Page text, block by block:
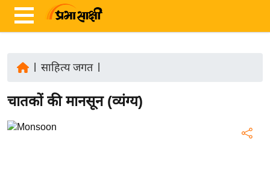
ज़ा
ब
साहित्य जगत|
चातकों की मानसून (व्यंग्य)